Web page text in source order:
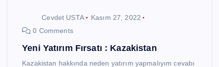
Cevdet USTA
Kasım 27, 2022
0 Comments
Yeni Yatırım Fırsatı : Kazakistan
Kazakistan hakkında neden yatırım yapmalıyım cevabı